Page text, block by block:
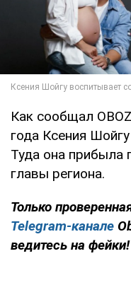
Как сообщал
года Ксения Шойгу
Туда она прибыла
главы региона.
Только
Telegram-канале
ведитесь на фейки!